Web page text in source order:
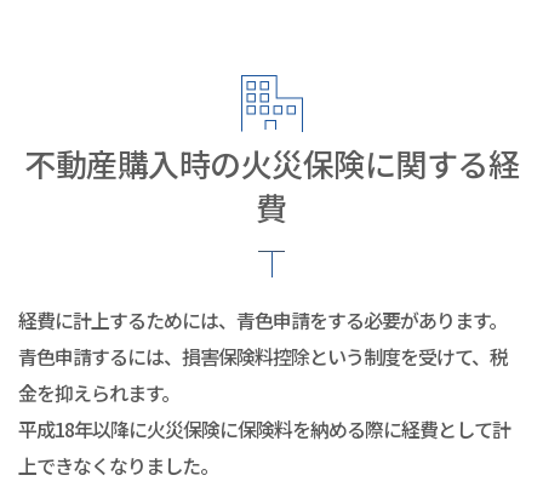
不動産購入時の火災保険に関する経
費
経費に計上するためには、青色申請をする必要があります。
青色申請するには、損害保険料控除という制度を受けて、税
金を抑えられます。
平成18年以降に火災保険に保険料を納める際に経費として計
上できなくなりました。